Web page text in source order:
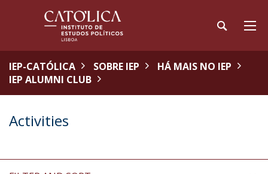
IEP-CATÓLICA SOBRE IEP
HÁ MAIS NO IEP
IEP ALUMNI CLUB
Activities